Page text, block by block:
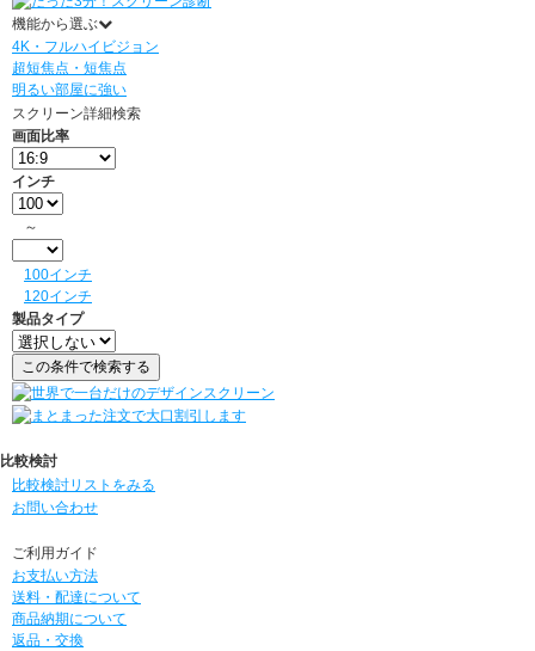
機能から選ぶ
4K・フルハイビジョン
超短焦点・短焦点
明るい部屋に強い
スクリーン詳細検索
画面比率
インチ
～
100インチ
120インチ
製品タイプ
比較検討
比較検討リストをみる
お問い合わせ
ご利用ガイド
お支払い方法
送料・配達について
商品納期について
返品・交換